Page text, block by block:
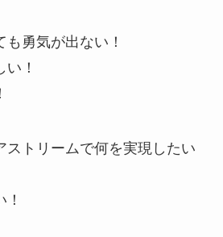
も勇気が出ない！
！
ストリームで何を実現したい